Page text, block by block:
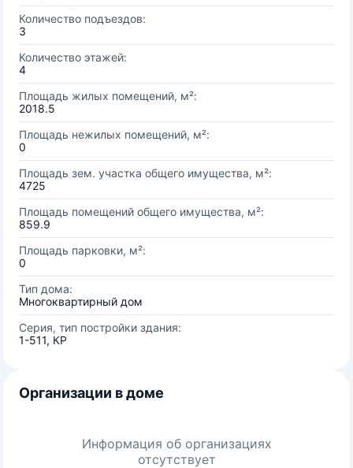
Количество подъездов:
3
Количество этажей:
4
Площадь жилых помещений, м²:
2018.5
Площадь нежилых помещений, м²:
0
Площадь зем. участка общего имущества, м²:
4725
Площадь помещений общего имущества, м²:
859.9
Площадь парковки, м²:
0
Тип дома:
Многоквартирный дом
Серия, тип постройки здания:
1-511, КР
Организации в доме
Информация об организациях
отсутствует